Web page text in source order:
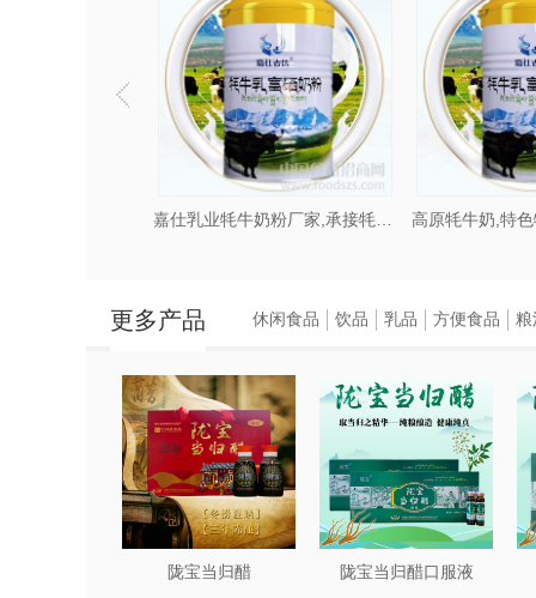
更多产品
陇宝当归醋 陇宝当归醋口服液
休闲食品 饮品 乳品 方便食品 粮